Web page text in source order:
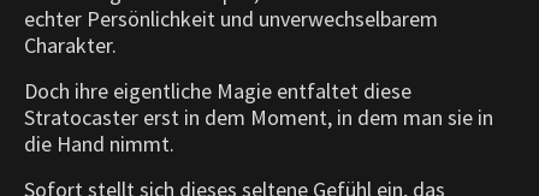
echter Persönlichkeit und unverwechselbarem
Charakter.
Doch ihre eigentliche Magie entfaltet diese
Stratocaster erst in dem Moment, in dem man sie in
die Hand nimmt.
Sofort stellt sich dieses seltene Gefühl ein, das